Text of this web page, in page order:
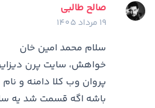
صالح طالبی
19 مرداد 1405
سلام محمد امین خان
خواهش، سایت پرن
پروان وب کلا دامنه و
باشه اگه قسمت شد یه